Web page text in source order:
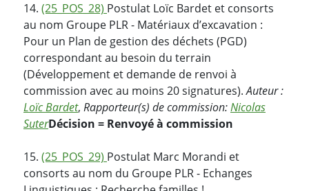
14. (25_POS_28) Postulat Loïc Bardet et consorts
au nom Groupe PLR - Matériaux d’excavation :
Pour un Plan de gestion des déchets (PGD)
correspondant au besoin du terrain
(Développement et demande de renvoi à
commission avec au moins 20 signatures).Auteur :
Loïc Bardet, Rapporteur(s) de commission:Nicolas
SuterDécision = Renvoyé à commission
15. (25_POS_29) Postulat Marc Morandi et
consorts au nom du Groupe PLR - Echanges